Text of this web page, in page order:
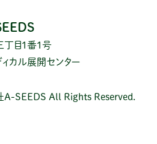
丁目1番1号
カル展開センター
SEEDS All Rights Reserved.